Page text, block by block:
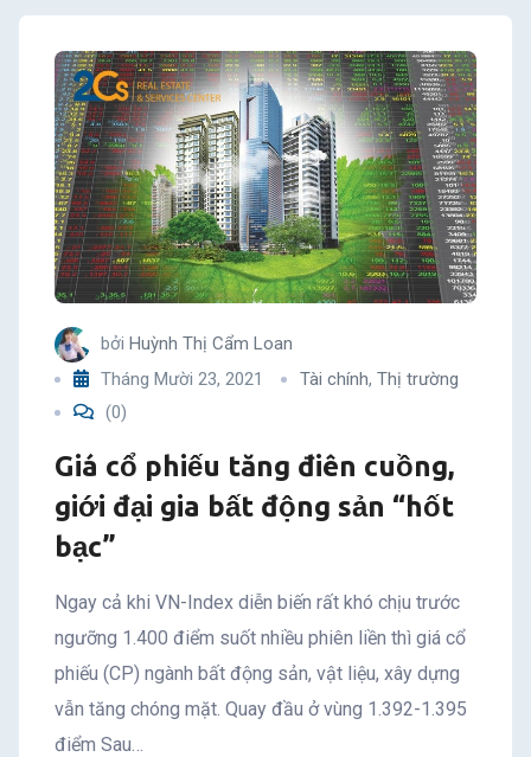
bởi Huỳnh Thị Cẩm Loan
Tháng Mười 23, 2021
Tài chính, Thị trường
(0)
Giá cổ phiếu tăng điên cuồng,
giới đại gia bất động sản “hốt
bạc”
Ngay cả khi VN-Index diễn biến rất khó chịu trước
ngưỡng 1.400 điểm suốt nhiều phiên liền thì giá cổ
phiếu (CP) ngành bất động sản, vật liệu, xây dựng
vẫn tăng chóng mặt. Quay đầu ở vùng 1.392-1.395
điểm Sau…